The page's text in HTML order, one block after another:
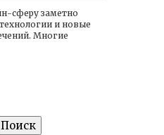
сферу заметно
и новые
Многие
Поиск